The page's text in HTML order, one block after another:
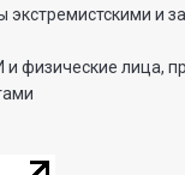
экстремистскими и
физические лица,